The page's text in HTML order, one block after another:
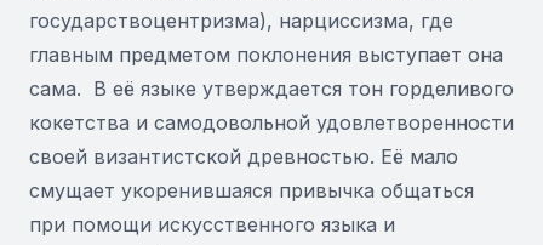
государствоцентризма), нарциссизма, где
главным предметом поклонения выступает она
сама. В её языке утверждается тон горделивого
кокетства и самодовольной удовлетворенности
своей византистской древностью. Её мало
смущает укоренившаяся привычка общаться
при помощи искусственного языка и